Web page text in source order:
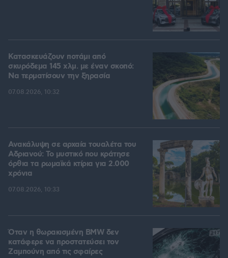
Κατασκευάζουν ποτάμι από
σκυρόδεμα 145 χλμ. με έναν σκοπό:
Να τερματίσουν την ξηρασία
07.08.2026, 10:32
Ανακάλυψη σε αρχαία τουαλέτα του
Αδριανού: Το μυστικό που κράτησε
όρθια τα ρωμαϊκά κτίρια για 2.000
χρόνια
07.08.2026, 10:33
Όταν η θωρακισμένη BMW δεν
κατάφερε να προστατεύσει τον
Ζαμπούνη από τις σφαίρες